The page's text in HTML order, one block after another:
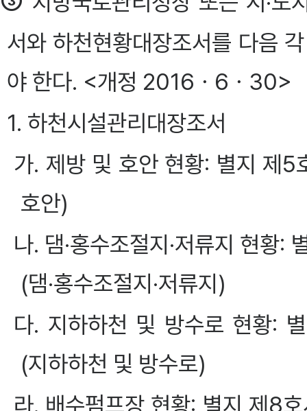
서와 하천현황대장조서를 다음
야 한다. <개정 2016ㆍ6ㆍ30>
1. 하천시설관리대장조서
가. 제방 및 호안 현황: 별지 제5
호안)
나. 댐·홍수조절지·저류지 현황:
(댐·홍수조절지·저류지)
다. 지하하천 및 방수로 현황:
(지하하천 및 방수로)
라. 배수펌프장 현황: 별지 제8